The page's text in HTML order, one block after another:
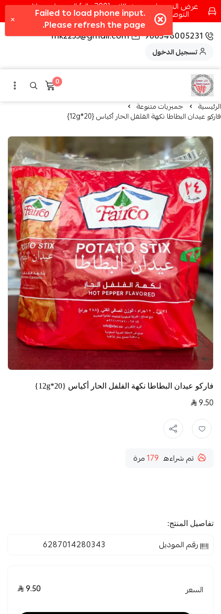
عرض التوصيل عند شرائك بـ{200ريال} التوصيل مجانا
التوصيل في مكه فقط كل اسبوع اصناف جديدة
966546005231
fhk2255@gmail.com
تسجيل الدخول
0
الرئيسية جمبريات متنوعة
فاركو عيدان البطاطا نكهة الفلفل الحار أكياس {20*12g}
فاركو عيدان البطاطا نكهة الفلفل الحار أكياس {20*12g}
9.50
تم شراءه 179مرة
تفاصيل المنتج:
رقم الموديل 6287014280343
السعر 9.50